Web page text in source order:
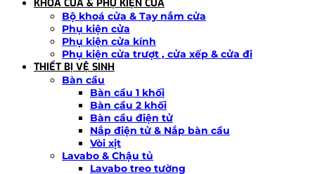
KHOÁ CỬA & PHỤ KIỆN CỬA
Bộ khoá cửa & Tay nắm cửa
Phụ kiện cửa
Phụ kiện cửa kính
Phụ kiện cửa trượt , cửa xếp & cửa đi
THIẾT BỊ VỆ SINH
Bàn cầu
Bàn cầu 1 khối
Bàn cầu 2 khối
Bàn cầu điện tử
Nắp điện tử & Nắp bàn cầu
Vòi xịt
Lavabo & Chậu tủ
Lavabo treo tường